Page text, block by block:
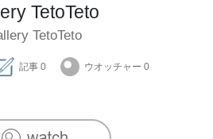
TetoTeto
TetoTeto
記事 0 ウオッチャー 0